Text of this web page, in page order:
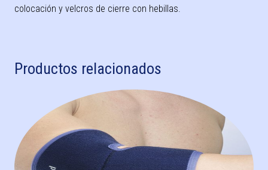
colocación y velcros de cierre con hebillas.
Productos relacionados